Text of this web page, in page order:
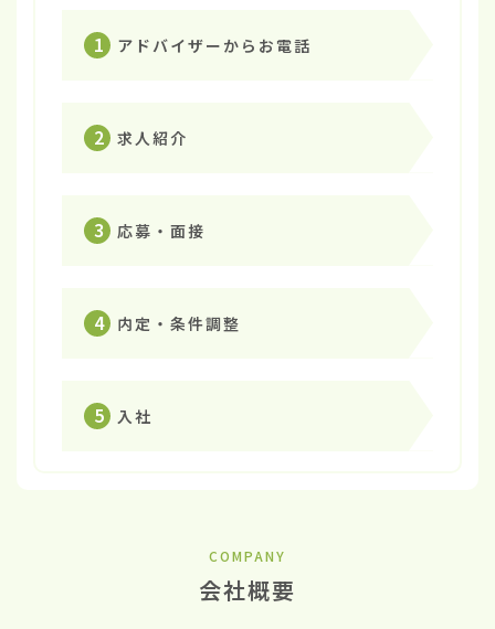
1 アドバイザーからお電話
2 求人紹介
3 応募・面接
4 内定・条件調整
5 入社
COMPANY
会社概要